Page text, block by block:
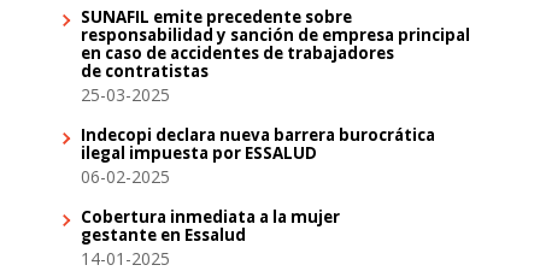
SUNAFIL emite precedente sobre
responsabilidad y sanción de empresa principal
en caso de accidentes de trabajadores
de contratistas
25-03-2025
Indecopi declara nueva barrera burocrática
ilegal impuesta por ESSALUD
06-02-2025
Cobertura inmediata a la mujer
gestante en Essalud
14-01-2025